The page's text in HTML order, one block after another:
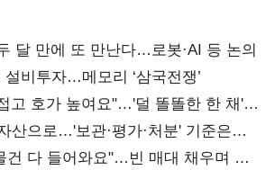
달 만에 또 만난다…로봇·AI 등 논의
비투자…메모리 ‘삼국전쟁’
고 호가 높여요"…'덜 똘똘한 한 채'
산으로…'보관·평가·처분' 기준은
건 다 들어와요"…빈 매대 채우며 문